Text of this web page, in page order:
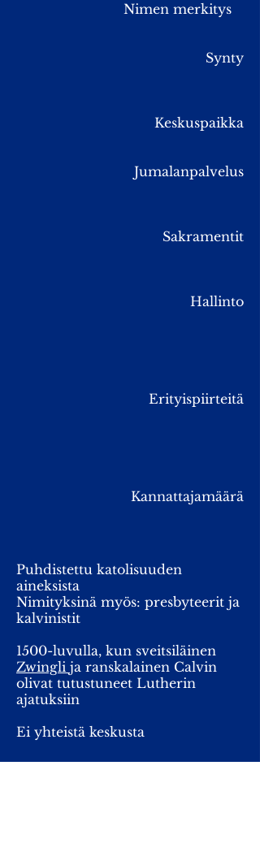
Nimen merkitys
Synty
Keskuspaikka
Jumalanpalvelus
Sakramentit
Hallinto
Erityispiirteitä
Kannattajamäärä
Puhdistettu katolisuuden
aineksista
Nimityksinä myös: presbyteerit ja
kalvinistit
1500-luvulla, kun sveitsiläinen
Zwingli ja ranskalainen Calvin
olivat tutustuneet Lutherin
ajatuksiin
Ei yhteistä keskusta